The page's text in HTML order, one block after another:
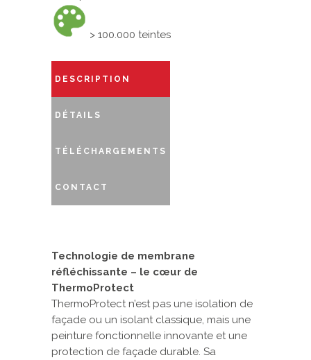
> 100.000 teintes
DESCRIPTION
DÉTAILS
TÉLÉCHARGEMENTS
CONTACT
Technologie de membrane
réfléchissante – le cœur de
ThermoProtect
ThermoProtect n’est pas une isolation de
façade ou un isolant classique, mais une
peinture fonctionnelle innovante et une
protection de façade durable. Sa